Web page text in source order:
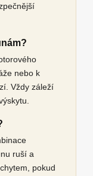
nebo k
Vždy záleží
ruší a
pokud